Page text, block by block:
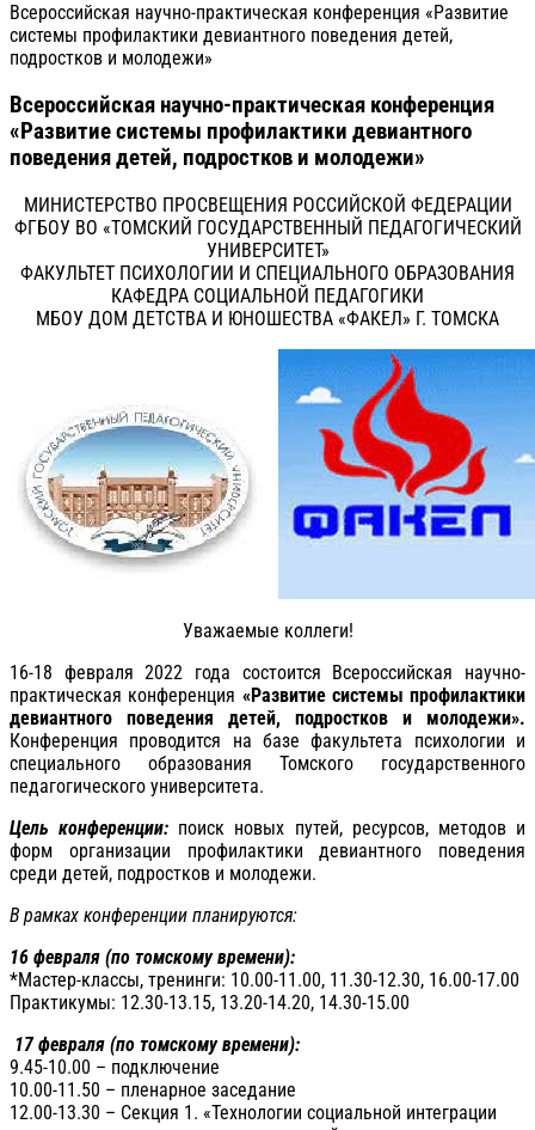
Всероссийская научно-практическая конференция «Развитие
системы профилактики девиантного поведения детей,
подростков и молодежи»
Всероссийская научно-практическая конференция
«Развитие системы профилактики девиантного
поведения детей, подростков и молодежи»
МИНИСТЕРСТВО ПРОСВЕЩЕНИЯ РОССИЙСКОЙ ФЕДЕРАЦИИ
ФГБОУ ВО «ТОМСКИЙ ГОСУДАРСТВЕННЫЙ ПЕДАГОГИЧЕСКИЙ
УНИВЕРСИТЕТ»
ФАКУЛЬТЕТ ПСИХОЛОГИИ И СПЕЦИАЛЬНОГО ОБРАЗОВАНИЯ
КАФЕДРА СОЦИАЛЬНОЙ ПЕДАГОГИКИ
МБОУ ДОМ ДЕТСТВА И ЮНОШЕСТВА «ФАКЕЛ» Г. ТОМСКА
Уважаемые коллеги!
16-18 февраля 2022 года состоится Всероссийская научно-
практическая конференция «Развитие системы профилактики
девиантного поведения детей, подростков и молодежи».
Конференция проводится на базе факультета психологии и
специального образования Томского государственного
педагогического университета.
Цель конференции: поиск новых путей, ресурсов, методов и
форм организации профилактики девиантного поведения
среди детей, подростков и молодежи.
В рамках конференции планируются:
16 февраля (по томскому времени):
*Мастер-классы, тренинги: 10.00-11.00, 11.30-12.30, 16.00-17.00
Практикумы: 12.30-13.15, 13.20-14.20, 14.30-15.00
17 февраля (по томскому времени):
9.45-10.00 – подключение
10.00-11.50 – пленарное заседание
12.00-13.30 – Секция 1. «Технологии социальной интеграции